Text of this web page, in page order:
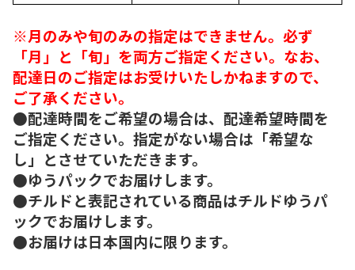
※月のみや旬のみの指定はできません。必ず
「月」と「旬」を両方ご指定ください。なお、
配達日のご指定はお受けいたしかねますので、
ご了承ください。
●配達時間をご希望の場合は、配達希望時間を
ご指定ください。指定がない場合は「希望な
し」とさせていただきます。
●ゆうパックでお届けします。
●チルドと表記されている商品はチルドゆうパ
ックでお届けします。
●お届けは日本国内に限ります。